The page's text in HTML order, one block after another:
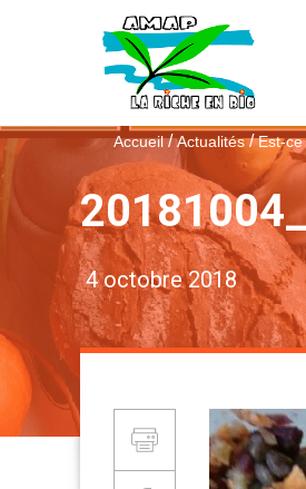
Accueil/Actualités/Est-
4 octobre 2018
Partager et Imprimer
Imprimer